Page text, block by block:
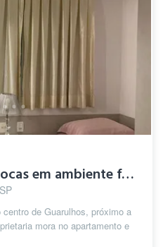
Apartamento para mocas em ambiente famil...
de Guarulhos, próximo a
mora no apartamento e